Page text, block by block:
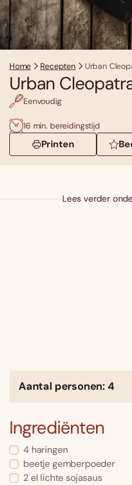
Home Recepten Urban
Urban
Eenvoudig
16 min. bereidingstijd
Printen
Lees verder
Aantal personen: 4
Ingrediënten
4 haringen
beetje gemberpoeder
2 el lichte sojasaus